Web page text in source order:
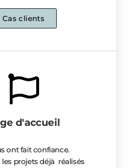
Cas clients
d'accueil
ont fait confiance.
les projets déjà réalisés